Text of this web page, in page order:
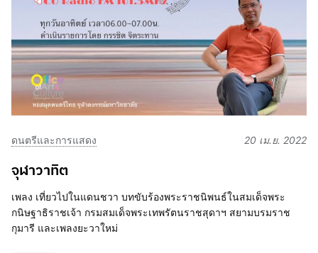
ดนตรีและการแสดง 20 เม.ย. 2022
จุฬาวาทิต
เพลง เที่ยวไปในแดนชวา บทขับร้องพระราชนิพนธ์ในสมเด็จพระ
กนิษฐาธิราชเจ้า กรมสมเด็จพระเทพรัตนราชสุดาฯ สยามบรมราช
กุมารี และเพลงยะวาใหม่